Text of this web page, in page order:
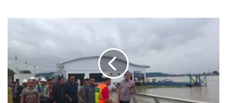
Proyek
Teras
Samarinda
II:
Progres